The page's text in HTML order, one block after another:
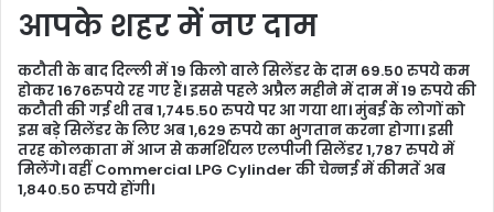
आपके शहर में नए दाम
कटौती के बाद दिल्ली में 19 किलो वाले सिलेंडर के दाम 69.50 रुपये कम
होकर 1676रुपये रह गए हैं। इससे पहले अप्रैल महीने में दाम में 19 रुपये की
कटौती की गई थी तब 1,745.50 रुपये पर आ गया था। मुंबई के लोगों को
इस बड़े सिलेंडर के लिए अब 1,629 रुपये का भुगतान करना होगा। इसी
तरह कोलकाता में आज से कमर्शियल एलपीजी सिलेंडर 1,787 रुपये में
मिलेंगे। वहीं Commercial LPG Cylinder की चेन्नई में कीमतें अब
1,840.50 रुपये होंगी।